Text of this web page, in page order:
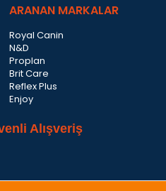
ARANAN MARKALAR
Royal Canin
N&D
Proplan
Brit Care
Reflex Plus
Enjoy
Alışveriş